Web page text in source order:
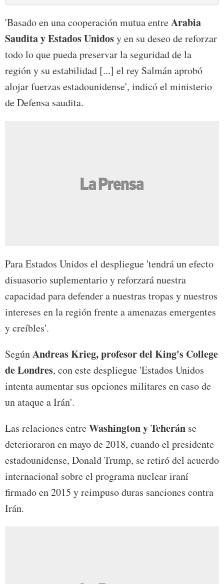
'Basado en una cooperación mutua entreArabia
Saudita y Estados Unidosy en su deseo de reforzar
todo lo que pueda preservar la seguridad de la
región y su estabilidad [...] el rey Salmán aprobó
alojar fuerzas estadounidense', indicó el ministerio
de Defensa saudita.
Para Estados Unidos el despliegue 'tendrá un efecto
disuasorio suplementario y reforzará nuestra
capacidad para defender a nuestras tropas y nuestros
intereses en la región frente a amenazas emergentes
y creíbles'.
SegúnAndreas Krieg, profesor del King's College
de Londres, con este despliegue 'Estados Unidos
intenta aumentar sus opciones militares en caso de
un ataque a Irán'.
Las relaciones entreWashington y Teherán se
deterioraron en mayo de 2018, cuando el presidente
estadounidense, Donald Trump, se retiró del acuerdo
internacional sobre el programa nuclear iraní
firmado en 2015 y reimpuso duras sanciones contra
Irán.